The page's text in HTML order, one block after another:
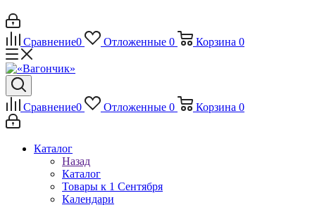
Сравнение0 Отложенные 0 Корзина 0
Сравнение0 Отложенные 0 Корзина 0
Каталог
Назад
Каталог
Товары к 1 Сентября
Календари